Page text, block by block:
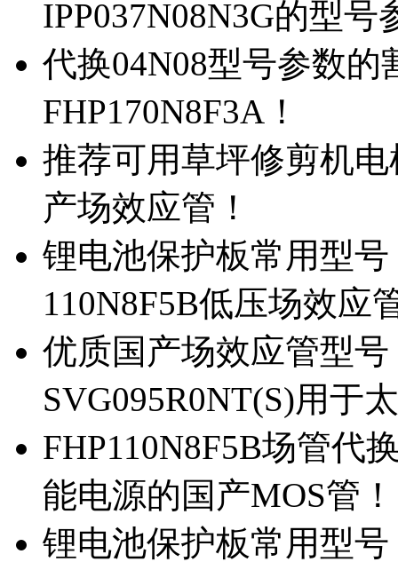
IPP037N08N3G的型号
代换04N08型号参数
FHP170N8F3A！
推荐可用草坪修剪机电
产场效应管！
锂电池保护板常用型号
110N8F5B低压场效应
优质国产场效应管型
SVG095R0NT(S)用于
FHP110N8F5B场管代
能电源的国产MOS管！
锂电池保护板常用型